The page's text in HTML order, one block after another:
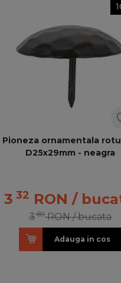
Pioneza ornamentala
D25x29mm - neagra
3 32 RON /
369 RON / bucata
Adauga in cos